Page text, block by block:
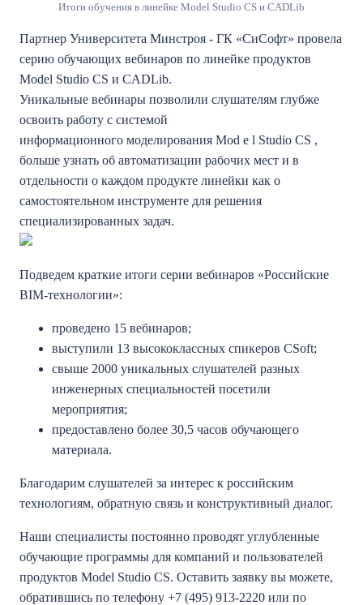
Итоги обучения в линейке Model Studio CS и CADLib
Партнер Университета Минстроя - ГК «СиСофт» провела
серию обучающих вебинаров по линейке продуктов
Model Studio CS и CADLib.
Уникальные вебинары позволили слушателям глубже
освоить работу с системой
информационного моделирования Mod e l Studio CS ,
больше узнать об автоматизации рабочих мест и в
отдельности о каждом продукте линейки как о
самостоятельном инструменте для решения
специализированных задач.
Подведем краткие итоги серии вебинаров «Российские
BIM-технологии»:
проведено 15 вебинаров;
выступили 13 высококлассных спикеров CSoft;
свыше 2000 уникальных слушателей разных
инженерных специальностей посетили
мероприятия;
предоставлено более 30,5 часов обучающего
материала.
Благодарим слушателей за интерес к российским
технологиям, обратную связь и конструктивный диалог.
Наши специалисты постоянно проводят углубленные
обучающие программы для компаний и пользователей
продуктов Model Studio CS. Оставить заявку вы можете,
обратившись по телефону +7 (495) 913-2220 или по